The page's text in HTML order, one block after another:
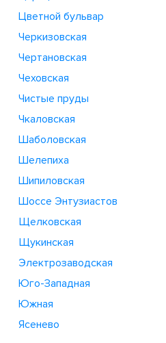
Цветной бульвар
Черкизовская
Чертановская
Чеховская
Чистые пруды
Чкаловская
Шаболовская
Шелепиха
Шипиловская
Шоссе Энтузиастов
Щелковская
Щукинская
Электрозаводская
Юго-Западная
Южная
Ясенево